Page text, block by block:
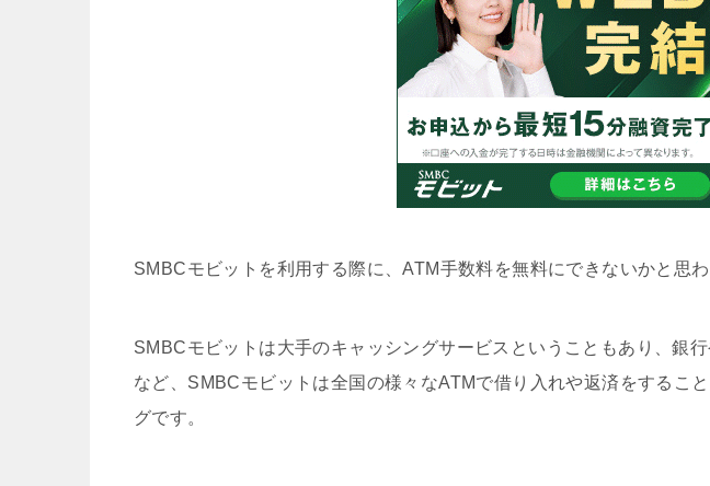
SMBCモビットを利用する際に、ATM手数料を無料にできないかと思
SMBCモビットは大手のキャッシングサービスということもあり、銀
など、SMBCモビットは全国の様々なATMで借り入れや返済をするこ
グです。